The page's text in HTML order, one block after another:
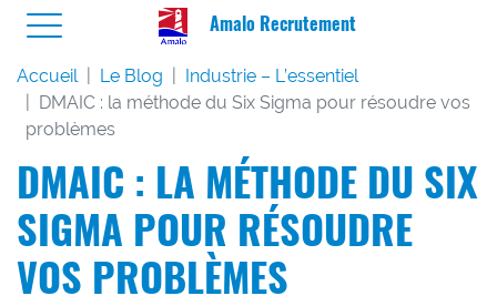
Amalo Recrutement
Accueil Le Blog
Industrie – L’essentiel
DMAIC : la méthode du Six Sigma pour résoudre vos
problèmes
DMAIC : LA MÉTHODE DU SIX
SIGMA POUR RÉSOUDRE
VOS PROBLÈMES